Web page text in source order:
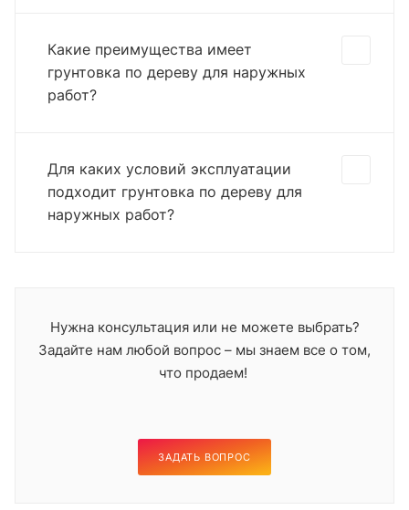
Какие преимущества имеет
грунтовка по дереву для наружных
работ?
Для каких условий эксплуатации
подходит грунтовка по дереву для
наружных работ?
Нужна консультация или не можете выбрать?
Задайте нам любой вопрос – мы знаем все о том,
что продаем!
ЗАДАТЬ ВОПРОС